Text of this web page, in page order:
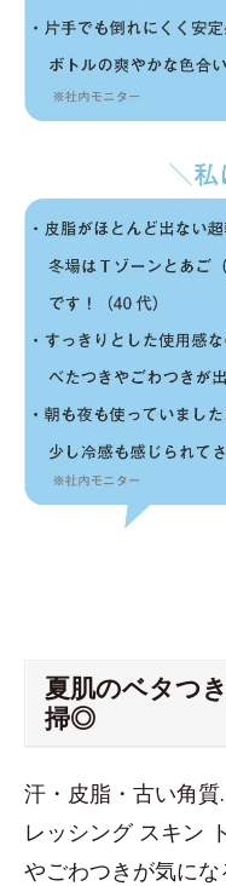
夏肌のベタつ
掃◎
汗・皮脂・古い角
レッシング スキン
やごわつきが気に